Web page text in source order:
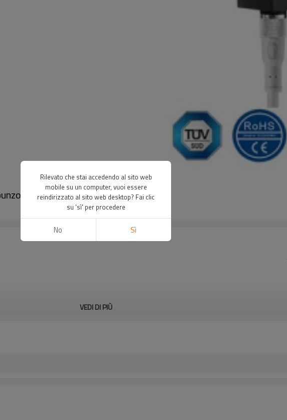
｜DADISICK
VEDI DI PIÙ
Rilevato che stai accedendo al sito web
mobile su un computer, vuoi essere
reindirizzato al sito web desktop? Fai clic
su 'sì' per procedere
No Sì